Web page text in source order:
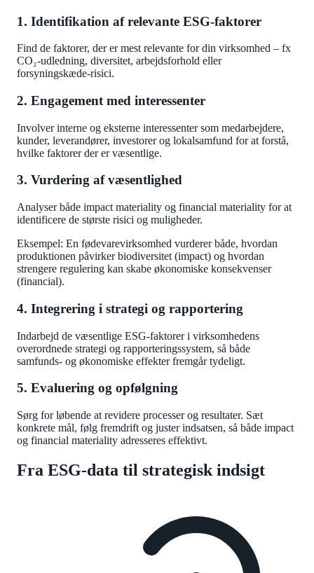
1. Identifikation af relevante ESG-faktorer
Find de faktorer, der er mest relevante for din virksomhed – fx
CO₂-udledning, diversitet, arbejdsforhold eller
forsyningskæde-risici.
2. Engagement med interessenter
Involver interne og eksterne interessenter som medarbejdere,
kunder, leverandører, investorer og lokalsamfund for at forstå,
hvilke faktorer der er væsentlige.
3. Vurdering af væsentlighed
Analyser både impact materiality og financial materiality for at
identificere de største risici og muligheder.
Eksempel: En fødevarevirksomhed vurderer både, hvordan
produktionen påvirker biodiversitet (impact) og hvordan
strengere regulering kan skabe økonomiske konsekvenser
(financial).
4. Integrering i strategi og rapportering
Indarbejd de væsentlige ESG-faktorer i virksomhedens
overordnede strategi og rapporteringssystem, så både
samfunds- og økonomiske effekter fremgår tydeligt.
5. Evaluering og opfølgning
Sørg for løbende at revidere processer og resultater. Sæt
konkrete mål, følg fremdrift og juster indsatsen, så både impact
og financial materiality adresseres effektivt.
Fra ESG-data til strategisk indsigt